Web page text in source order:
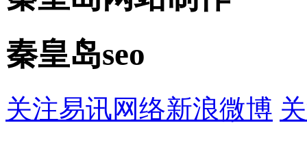
秦皇岛seo
关注易讯网络新浪微博